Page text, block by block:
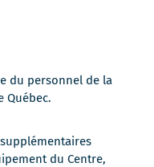
du personnel de la
Québec.
du Centre,